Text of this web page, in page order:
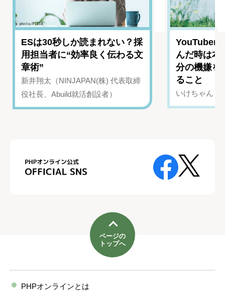
ESは30秒しか読まれない？採
用担当者に“効率良く伝わる文
章術”
新井翔太（NINJAPAN(株) 代表取締
役社長、Abuild就活創設者）
YouTuber
んだ時は
分の機嫌を
ること
いけちゃん（
ページの
トップへ
PHPオンラインとは